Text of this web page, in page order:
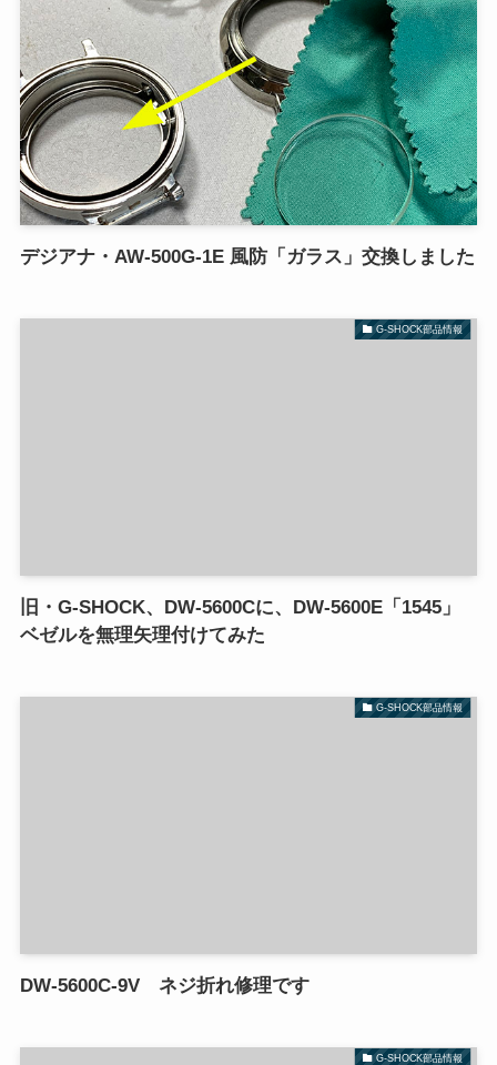
デジアナ・AW-500G-1E 風防「ガラス」交換しました
G-SHOCK部品情報
旧・G-SHOCK、DW-5600Cに、DW-5600E「1545」
ベゼルを無理矢理付けてみた
G-SHOCK部品情報
DW-5600C-9V ネジ折れ修理です
G-SHOCK部品情報